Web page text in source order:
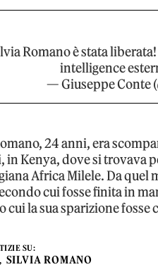
Romano è stata
intelligence
— Giuseppe Conte
24 anni, era
in Kenya, dove si trovava
Africa Milele. Da quel
cui fosse finita in
cui la sua sparizione
SU:
SILVIA ROMANO